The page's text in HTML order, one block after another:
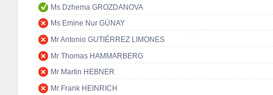
Ms Dzhema GROZDANOVA
Ms Emine Nur GÜNAY
Mr Antonio GUTIÉRREZ LIMONES
Mr Thomas HAMMARBERG
Mr Martin HEBNER
Mr Frank HEINRICH